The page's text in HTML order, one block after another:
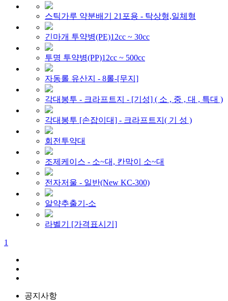
스틱가루 약분배기 21포용 - 탁상형,일체형
긴마개 투약병(PE)12cc ~ 30cc
투명 투약병(PP)12cc ~ 500cc
자동롤 유산지 - 8롤-[무지]
각대봉투 - 크라프트지 - [기성] ( 소 , 중 , 대 , 특대 )
각대봉투 [손잡이대] - 크라프트지( 기 성 )
회전투약대
조제케이스 - 소~대, 칸막이 소~대
전자저울 - 일반(New KC-300)
알약추출기-소
라벨기 [가격표시기]
1
공지사항